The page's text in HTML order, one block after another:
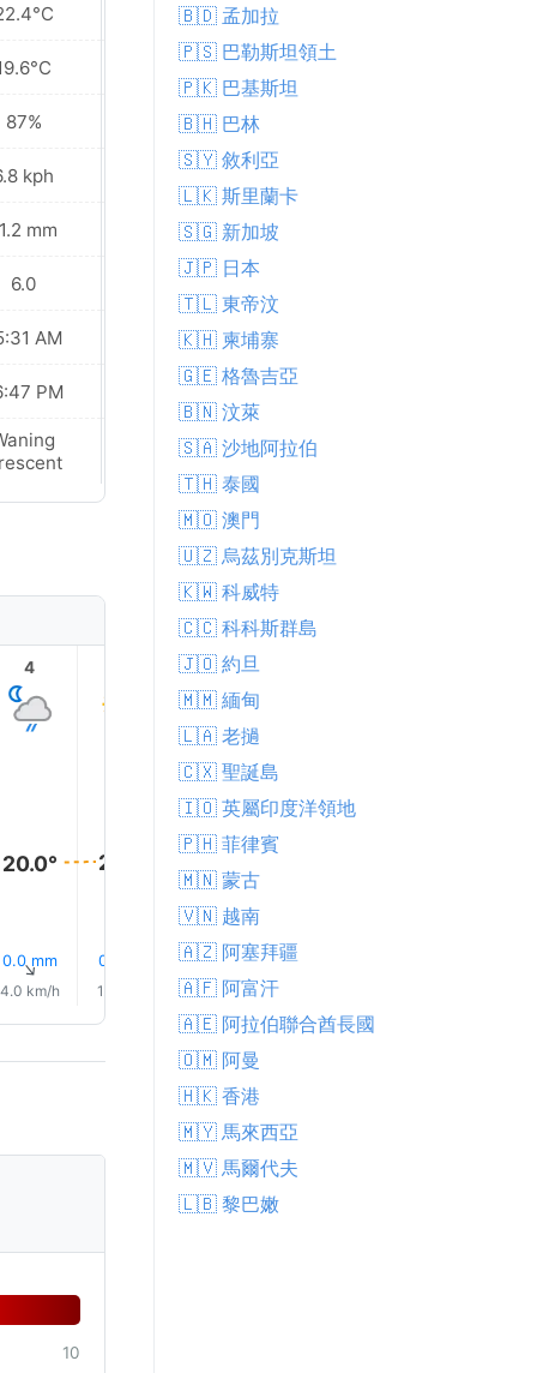
87%
kph
mm
6.0
AM
PM
22.7°C
19.7°C
85%
6.5 kph
17.5 mm
6.0
05:31 AM
06:46 PM
New Moon
4
20.0°
0.0 mm
↑
4.0 km/h
20.0°
0.0 mm
1.0 km/h
6
21.0°
26% 下雨
2.0 km/h
22.0°
24% 下雨
10
🇧🇩 孟加拉
🇵🇸 巴勒斯坦領土
🇵🇰 巴基斯坦
🇧🇭 巴林
🇸🇾 敘利亞
🇱🇰 斯里蘭卡
🇸🇬 新加坡
🇯🇵 日本
🇹🇱 東帝汶
🇰🇭 柬埔寨
🇬🇪 格魯吉亞
🇧🇳 汶萊
🇸🇦 沙地阿拉伯
🇹🇭 泰國
🇲🇴 澳門
🇺🇿 烏茲別克斯坦
🇰🇼 科威特
🇨🇨 科科斯群島
🇯🇴 約旦
🇲🇲 緬甸
🇱🇦 老撾
🇨🇽 聖誕島
🇮🇴 英屬印度洋領地
🇵🇭 菲律賓
🇲🇳 蒙古
🇻🇳 越南
🇦🇿 阿塞拜疆
🇦🇫 阿富汗
🇦🇪 阿拉伯聯合酋長國
🇴🇲 阿曼
🇭🇰 香港
🇲🇾 馬來西亞
🇲🇻 馬爾代夫
🇱🇧 黎巴嫩